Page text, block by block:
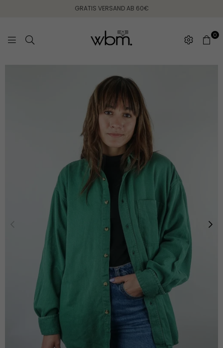
GRATIS VERSAND AB 60€
BETWEEN
MONDAYS
0